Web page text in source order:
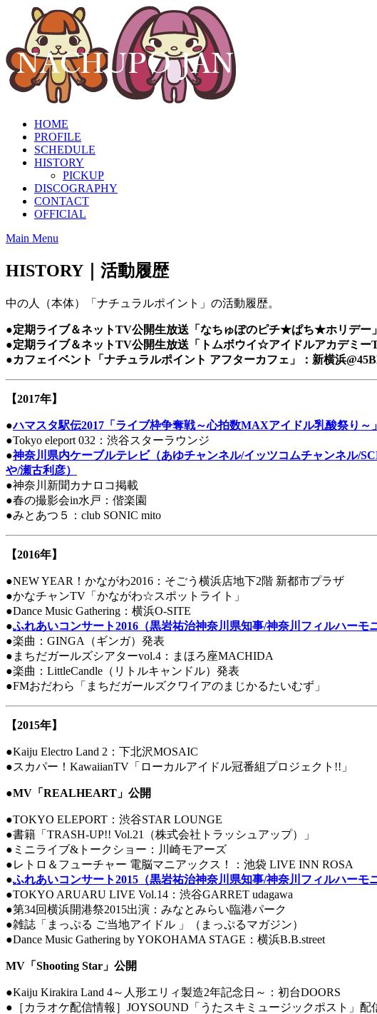
content
HOME
PROFILE
SCHEDULE
HISTORY
PICKUP
DISCOGRAPHY
CONTACT
OFFICIAL
Main Menu
HISTORY｜活動履歴
中の人（本体）「ナチュラルポイント」の活動履歴。
●定期ライブ＆ネットTV公開生放送「なちゅぽのピチ★ぱち★ホリデー
●定期ライブ＆ネットTV公開生放送「トムボウイ☆アイドルアカデミー
●カフェイベント「ナチュラルポイント アフターカフェ」：新横浜
【2017年】
●ハマスタ駅伝2017「ライブ枠争奪戦～心拍数MAXアイドル乳酸祭り
●Tokyo eleport 032：渋谷スターラウンジ
●神奈川県内ケーブルテレビ（あゆチャンネル/イッツコムチャンネル/
や/瀬古利彦）
●神奈川新聞カナロコ掲載
●春の撮影会in水戸：偕楽園
●みとあつ５：club SONIC mito
【2016年】
●NEW YEAR！かながわ2016：そごう横浜店地下2階 新都市プラザ
●かなチャンTV「かながわ☆スポットライト」
●Dance Music Gathering：横浜O-SITE
●ふれあいコンサート2016（黒岩祐治神奈川県知事/神奈川フィルハー
●楽曲：GINGA（ギンガ）発表
●まちだガールズシアターvol.4：まほろ座MACHIDA
●楽曲：LittleCandle（リトルキャンドル）発表
●FMおだわら「まちだガールズクワイアのまじかるたいむず」
​【2015年】
●Kaiju Electro Land 2：下北沢MOSAIC
●スカパー！KawaiianTV「ローカルアイドル冠番組プロジェクト!!」
●MV「REALHEART」公開
●TOKYO ELEPORT：渋谷STAR LOUNGE
●書籍「TRASH-UP!! Vol.21（株式会社トラッシュアップ）」
●ミニライブ&トークショー：川崎モアーズ
●レトロ＆フューチャー 電脳マニアックス！：池袋 LIVE INN ROSA
●ふれあいコンサート2015（黒岩祐治神奈川県知事/神奈川フィルハー
●TOKYO ARUARU LIVE Vol.14：渋谷GARRET udagawa
●第34回横浜開港祭2015出演：みなとみらい臨港パーク
●雑誌「まっぷる ご当地アイドル 」（まっぷるマガジン）
●Dance Music Gathering by YOKOHAMA STAGE：横浜B.B.street
MV「Shooting Star」公開
●Kaiju Kirakira Land 4～人形エリィ製造2年記念日～：初台DOORS
●［カラオケ配信情報］JOYSOUND「うたスキミュージックポスト」配